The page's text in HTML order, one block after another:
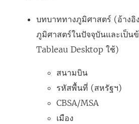
บทบาททางภูมิศาสตร์ (อ้างอิ
ภูมิศาสตร์ในปัจจุบันและเป็น
Tableau Desktop ใช้)
สนามบิน
รหัสพื้นที่ (สหรัฐฯ)
CBSA/MSA
เมือง